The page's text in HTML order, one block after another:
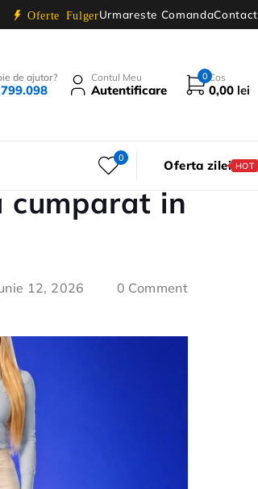
Oferte FulgerUrmareste ComandaContact
de ajutor? Contul Meu
Autentificare
0 Cos
0,00 lei
0 Oferta zilei HOT
cumparat in
12, 2026 0 Comment